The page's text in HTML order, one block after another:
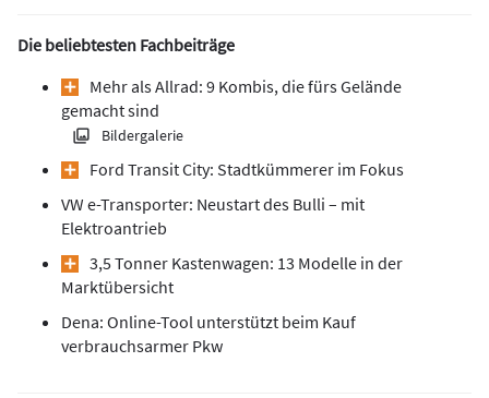
Die beliebtesten Fachbeiträge
Mehr als Allrad: 9 Kombis, die fürs Gelände
gemacht sind
Bildergalerie
Ford Transit City: Stadtkümmerer im Fokus
VW e-Transporter: Neustart des Bulli – mit
Elektroantrieb
3,5 Tonner Kastenwagen: 13 Modelle in der
Marktübersicht
Dena: Online-Tool unterstützt beim Kauf
verbrauchsarmer Pkw